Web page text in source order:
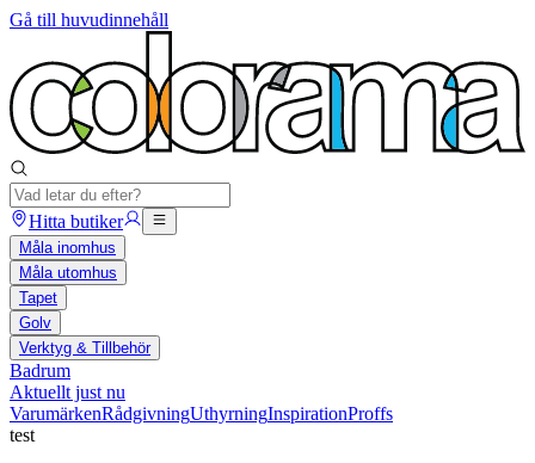
Gå till huvudinnehåll
Hitta butiker
Måla inomhus
Måla utomhus
Tapet
Golv
Verktyg & Tillbehör
Badrum
Aktuellt just nu
VarumärkenRådgivningUthyrningInspirationProffs
test